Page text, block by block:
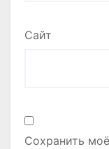
Сайт
Сохранить